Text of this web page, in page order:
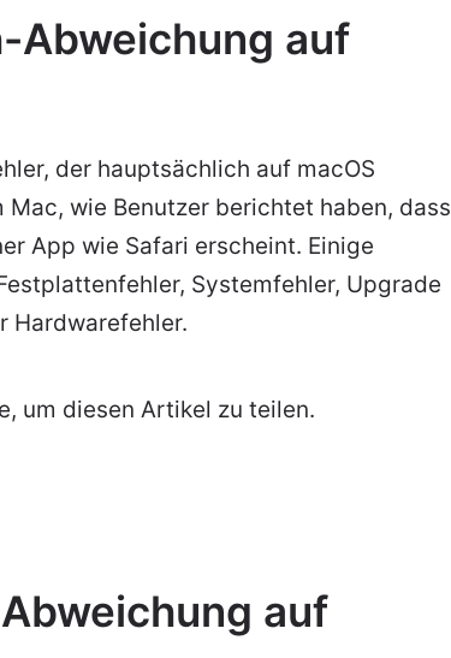
Abweichung auf
der hauptsächlich auf macOS
wie Benutzer berichtet haben, dass
App wie Safari erscheint. Einige
Systemfehler, Upgrade
Hardwarefehler.
um diesen Artikel zu teilen.
auf